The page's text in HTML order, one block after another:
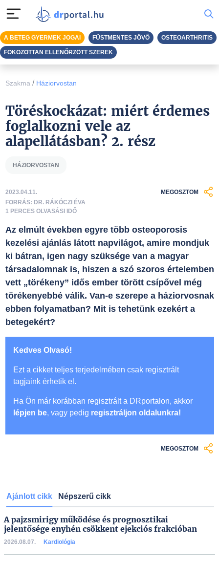
Szakma / Háziorvostan
Töréskockázat: miért érdemes
foglalkozni vele az
alapellátásban? 2. rész
HÁZIORVOSTAN
2023.04.11.
FORRÁS: DR. RÁKÓCZI ÉVA
1 PERCES OLVASÁSI IDŐ
MEGOSZTOM
Az elmúlt években egyre több osteoporosis
kezelési ajánlás látott napvilágot, amire mondjuk
ki bátran, igen nagy szüksége van a magyar
társadalomnak is, hiszen a szó szoros értelemben
vett „törékeny” idős ember törött csípővel még
törékenyebbé válik. Van-e szerepe a háziorvosnak
ebben folyamatban? Mit is tehetünk ezekért a
betegekért?
Kedves Olvasó!
Ezt a cikket teljes terjedelmében csak regisztrált
tagjaink érhetik el.
Ha Ön már korábban regisztrált a DRportalon, akkor
lépjen be, vagy pedig regisztráljon oldalunkra!
MEGOSZTOM
Ajánlott cikk Népszerű cikk
A pajzsmirigy működése és prognosztikai
jelentősége enyhén csökkent ejekciós frakcióban
2026.08.07. Kardiológia
A BETEG GYERMEK JOGAI FÜSTMENTES JÖVŐ OSTEOARTHRITIS
FOKOZOTTAN ELLENŐRZÖTT SZEREK